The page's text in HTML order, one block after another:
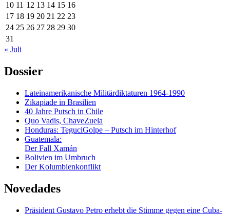
10 11 12 13 14 15 16
17 18 19 20 21 22 23
24 25 26 27 28 29 30
31
« Juli
Dossier
Lateinamerikanische Militärdiktaturen 1964-1990
Zikapiade in Brasilien
40 Jahre Putsch in Chile
Quo Vadis, ChaveZuela
Honduras: TeguciGolpe – Putsch im Hinterhof
Guatemala:
Der Fall Xamán
Bolivien im Umbruch
Der Kolumbienkonflikt
Novedades
Präsident Gustavo Petro erhebt die Stimme gegen eine Cuba-